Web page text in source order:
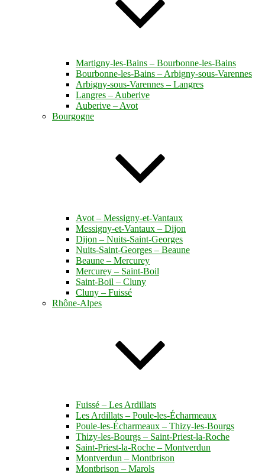
Martigny-les-Bains – Bourbonne-les-Bains
Bourbonne-les-Bains – Arbigny-sous-Varennes
Arbigny-sous-Varennes – Langres
Langres – Auberive
Auberive – Avot
Bourgogne
Avot – Messigny-et-Vantaux
Messigny-et-Vantaux – Dijon
Dijon – Nuits-Saint-Georges
Nuits-Saint-Georges – Beaune
Beaune – Mercurey
Mercurey – Saint-Boil
Saint-Boil – Cluny
Cluny – Fuissé
Rhône-Alpes
Fuissé – Les Ardillats
Les Ardillats – Poule-les-Écharmeaux
Poule-les-Écharmeaux – Thizy-les-Bourgs
Thizy-les-Bourgs – Saint-Priest-la-Roche
Saint-Priest-la-Roche – Montverdun
Montverdun – Montbrison
Montbrison – Marols